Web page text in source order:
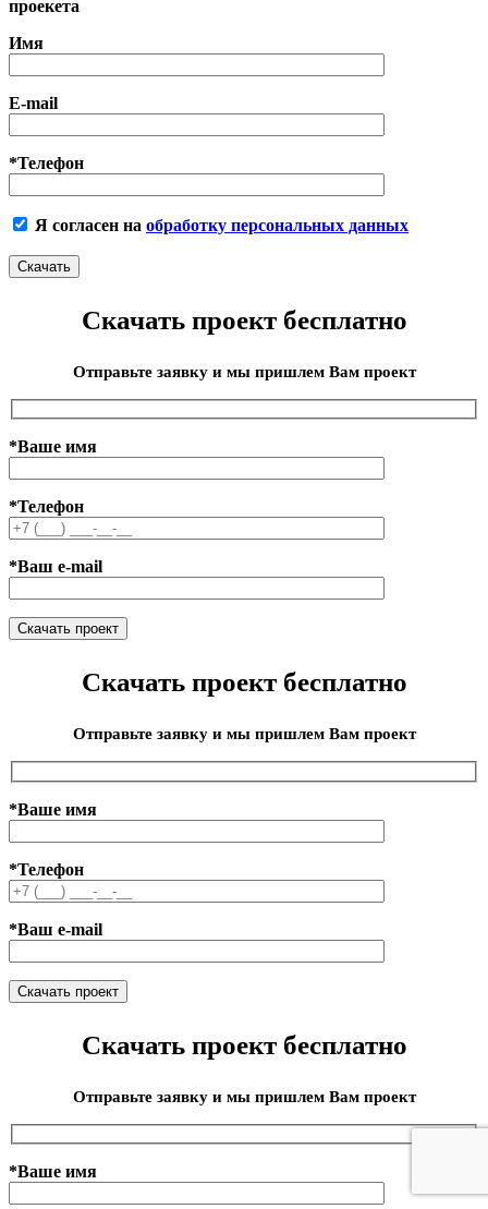
проекета
Имя
E-mail
*Телефон
Я согласен на обработку персональных данных
Скачать проект бесплатно
Отправьте заявку и мы пришлем Вам проект
*Ваше имя
*Телефон
*Ваш e-mail
Скачать проект бесплатно
Отправьте заявку и мы пришлем Вам проект
*Ваше имя
*Телефон
*Ваш e-mail
Скачать проект бесплатно
Отправьте заявку и мы пришлем Вам проект
*Ваше имя